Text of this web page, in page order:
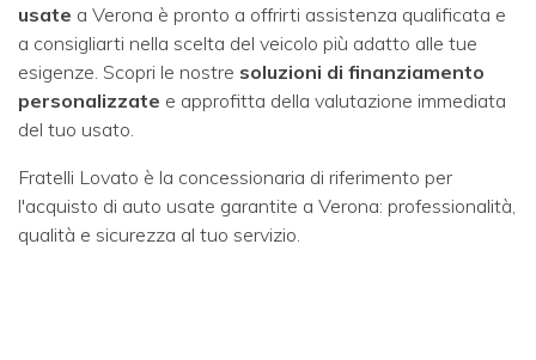
usate a Verona è pronto a offrirti assistenza qualificata e
a consigliarti nella scelta del veicolo più adatto alle tue
esigenze. Scopri le nostre soluzioni di finanziamento
personalizzate e approfitta della valutazione immediata
del tuo usato.
Fratelli Lovato è la concessionaria di riferimento per
l'acquisto di auto usate garantite a Verona: professionalità,
qualità e sicurezza al tuo servizio.